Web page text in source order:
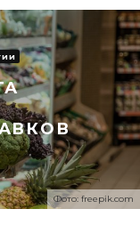
Фото: freepik.com